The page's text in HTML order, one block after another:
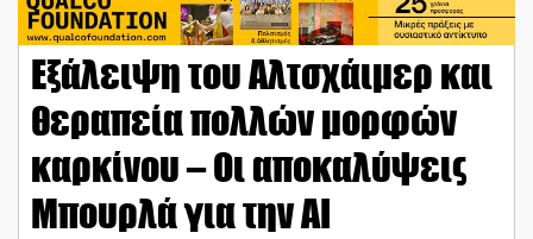
Eξάλειψη του Αλτσχάιμερ και
θεραπεία πολλών μορφών
καρκίνου – Οι αποκαλύψεις
Μπουρλά για την ΑΙ